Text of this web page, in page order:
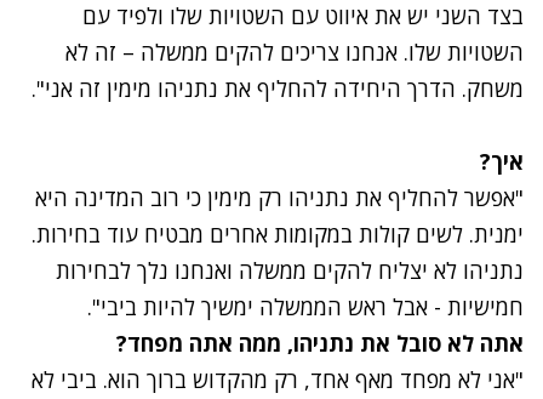
בצד השני יש את איווט עם השטויות שלו ולפיד עם
השטויות שלו. אנחנו צריכים להקים ממשלה – זה לא
משחק. הדרך היחידה להחליף את נתניהו מימין זה אני".
איך?
"אפשר להחליף את נתניהו רק מימין כי רוב המדינה היא
ימנית. לשים קולות במקומות אחרים מבטיח עוד בחירות.
נתניהו לא יצליח להקים ממשלה ואנחנו נלך לבחירות
חמישיות - אבל ראש הממשלה ימשיך להיות ביבי".
אתה לא סובל את נתניהו, ממה אתה מפחד?
"אני לא מפחד מאף אחד, רק מהקדוש ברוך הוא. ביבי לא